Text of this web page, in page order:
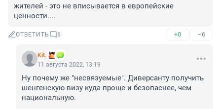
жителей - это не вписывается в европейские
ценности....
ОТВЕТИТЬ 6 +0 –6
Kit.
11 августа 2022, 13:19
Ну почему же "несвязуемые". Диверсанту получить
шенгенскую визу куда проще и безопаснее, чем
национальную.